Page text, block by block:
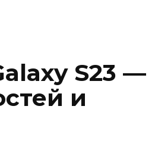
S23 —
и